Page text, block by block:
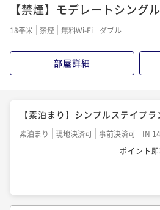
【禁煙】モデレートシング
18平米 禁煙 無料Wi-Fi ダブル
部屋詳細
【素泊まり】シンプルステイプラ
素泊まり 現地決済可 事前決済可
IN
ポイント